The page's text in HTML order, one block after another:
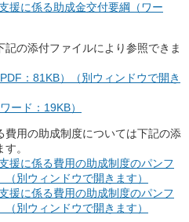
援に係る助成金交付要綱（ワー
の添付ファイルにより参照できま
：81KB）（別ウィンドウで開き
ード：19KB）
用の助成制度については下記の添
。
援に係る費用の助成制度のパンフ
別ウィンドウで開きます）
援に係る費用の助成制度のパンフ
別ウィンドウで開きます）